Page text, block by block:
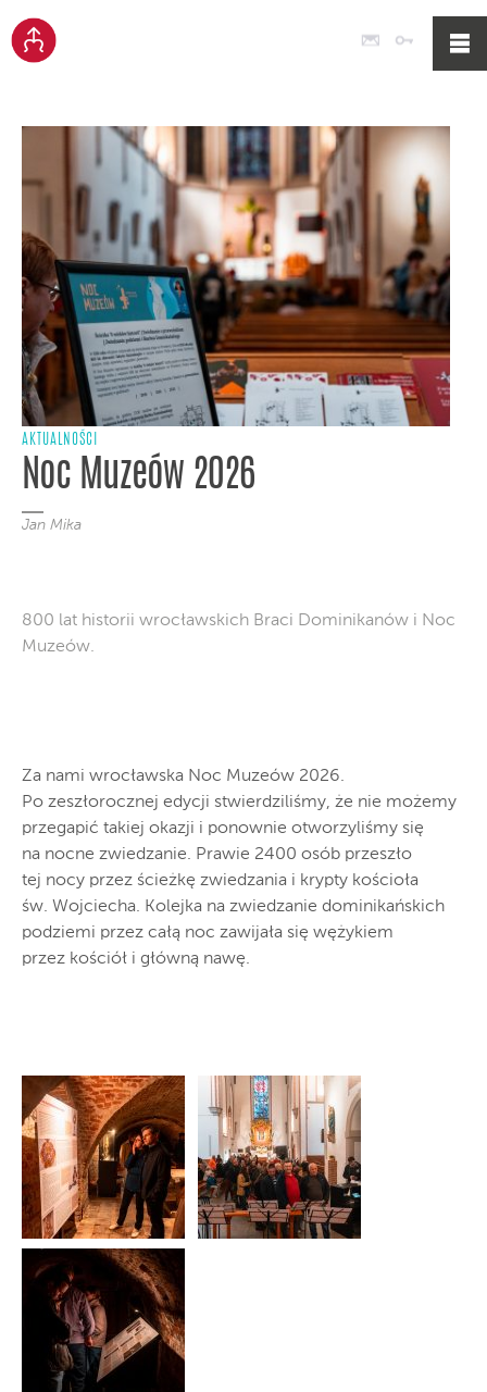
Poczta
AKTUALNOŚCI
Noc Muzeów 2026
Jan Mika
800 lat historii wrocławskich Braci Dominikanów i Noc
Muzeów.
Za nami wrocławska Noc Muzeów 2026.
Po zeszłorocznej edycji stwierdziliśmy, że nie możemy
przegapić takiej okazji i ponownie otworzyliśmy się
na nocne zwiedzanie. Prawie 2400 osób przeszło
tej nocy przez ścieżkę zwiedzania i krypty kościoła
św. Wojciecha. Kolejka na zwiedzanie dominikańskich
podziemi przez całą noc zawijała się wężykiem
przez kościół i główną nawę.